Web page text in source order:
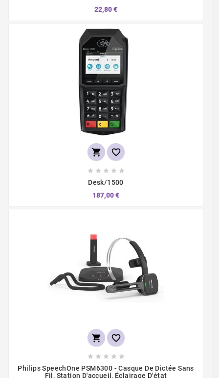
22,80 €
 
    
Desk/1500
187,00 €
 
    
Philips SpeechOne PSM6300 - Casque De Dictée Sans
Fil, Station D'accueil, Éclairage D'état